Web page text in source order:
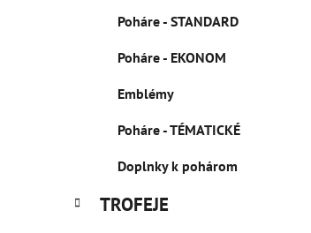
Poháre - STANDARD
Poháre - EKONOM
Emblémy
Poháre - TÉMATICKÉ
Doplnky k pohárom
TROFEJE